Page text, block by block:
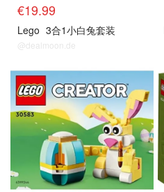
€19.99
Lego 3合1小白兔套装
@dealmoon.de